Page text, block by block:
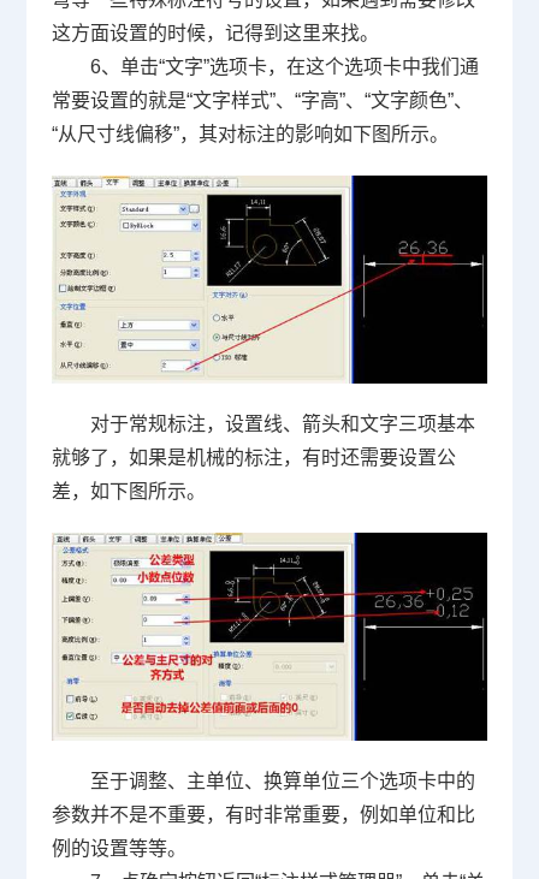
这方面设置的时候，记得到这里来找。
6、单击“文字”选项卡，在这个选项卡中我们通
常要设置的就是“文字样式”、“字高”、“文字颜色”、
“从尺寸线偏移”，其对标注的影响如下图所示。
对于常规标注，设置线、箭头和文字三项基本
就够了，如果是机械的标注，有时还需要设置公
差，如下图所示。
至于调整、主单位、换算单位三个选项卡中的
参数并不是不重要，有时非常重要，例如单位和比
例的设置等等。